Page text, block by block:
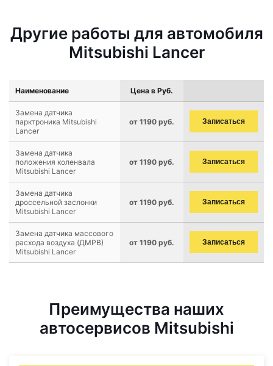
Другие работы для автомобиля
Mitsubishi Lancer
Наименование Цена в Руб.
Замена датчика
парктроника Mitsubishi
Lancer
от 1190 руб. Записаться
Замена датчика
положения коленвала
Mitsubishi Lancer
от 1190 руб. Записаться
Замена датчика
дроссельной заслонки
Mitsubishi Lancer
от 1190 руб. Записаться
Замена датчика массового
расхода воздуха (ДМРВ)
Mitsubishi Lancer
от 1190 руб. Записаться
Преимущества наших
автосервисов Mitsubishi